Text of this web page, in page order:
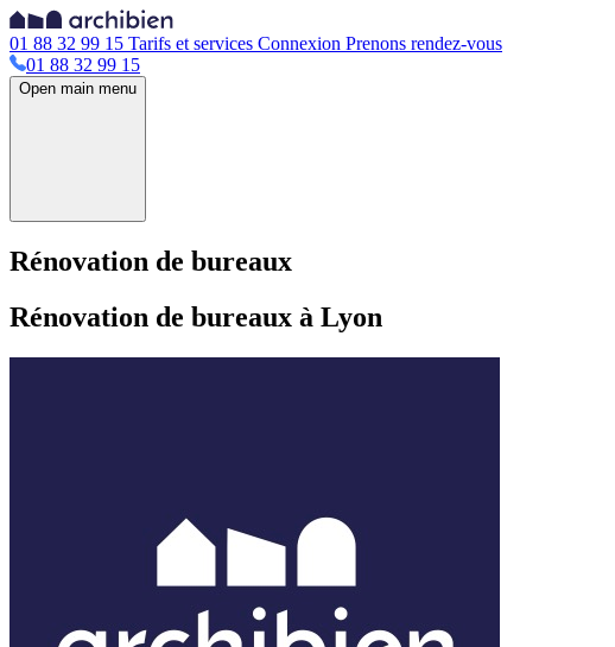
01 88 32 99 15 Tarifs et services Connexion Prenons rendez-vous
01 88 32 99 15
Open main menu
Rénovation de bureaux
Rénovation de bureaux à Lyon